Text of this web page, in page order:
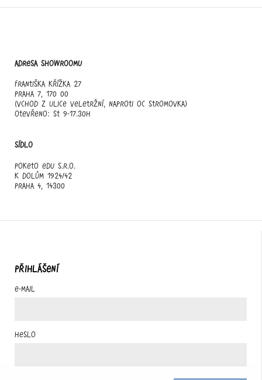
Adresa showroomu
Františka Křížka 27
Praha 7, 170 00
(vchod z ulice Veletržní, naproti OC Stromovka)
otevřeno: st 9-17.30h
Sídlo
Poketo edu s.r.o.
K Dolům 1924/42
Praha 4, 14300
PŘIHLÁŠENÍ
E-mail
Heslo